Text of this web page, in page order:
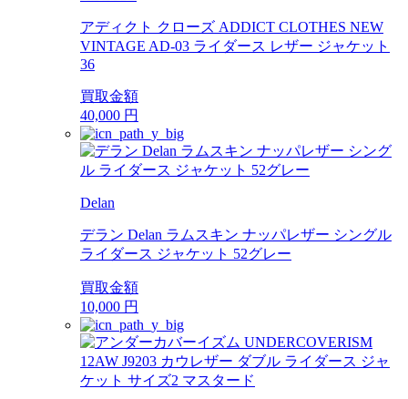
アディクト クローズ ADDICT CLOTHES NEW
VINTAGE AD-03 ライダース レザー ジャケット
36
買取金額
40,000 円
Delan
デラン Delan ラムスキン ナッパレザー シングル
ライダース ジャケット 52グレー
買取金額
10,000 円